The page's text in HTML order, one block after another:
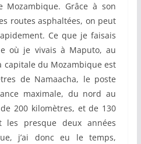
Mozambique. Grâce à son
routes asphaltées, on peut
Ce que je faisais
où je vivais à Maputo, au
capitale du Mozambique est
de Namaacha, le poste
maximale, du nord au
200 kilomètres, et de 130
les presque deux années
j’ai donc eu le temps,